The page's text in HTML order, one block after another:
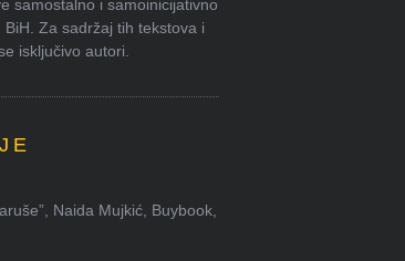
samostalno i samoinicijativno
Za sadržaj tih tekstova i
isključivo autori.
Naida Mujkić, Buybook,